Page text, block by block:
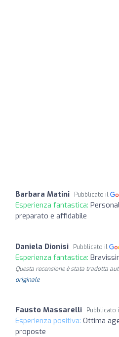
Barbara Matini Pubblicato il
Esperienza fantastica:
preparato e affidabile
Daniela Dionisi Pubblicato il
Esperienza fantastica:
Questa recensione è stata tradotta
originale
Fausto Massarelli Pubblicato
Esperienza positiva: Ottima
proposte